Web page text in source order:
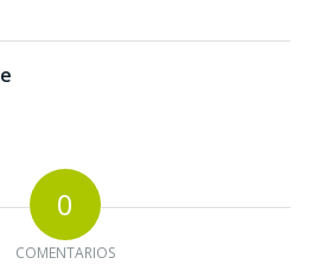
0
COMENTARIOS